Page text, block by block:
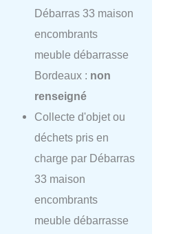
Débarras 33 maison
encombrants
meuble débarrasse
Bordeaux : non
renseigné
Collecte d'objet ou
déchets pris en
charge par Débarras
33 maison
encombrants
meuble débarrasse